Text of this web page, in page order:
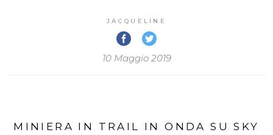
JACQUELINE
10 Maggio 2019
MINIERA IN TRAIL IN ONDA SU SKY